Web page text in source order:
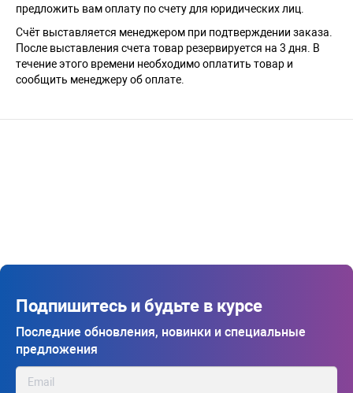
предложить вам оплату по счету для юридических лиц.
Счёт выставляется менеджером при подтверждении заказа.
После выставления счета товар резервируется на 3 дня. В
течение этого времени необходимо оплатить товар и
сообщить менеджеру об оплате.
Подпишитесь и будьте в курсе
Последние обновления, новинки и специальные
предложения